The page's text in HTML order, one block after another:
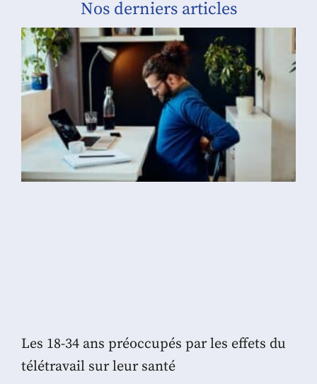
Nos derniers articles
Les 18-34 ans préoccupés par les effets du
télétravail sur leur santé